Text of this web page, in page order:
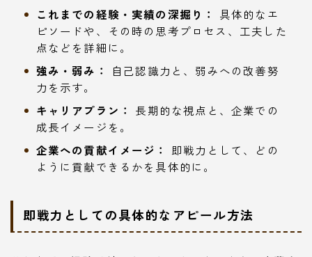
これまでの経験・実績の深掘り：
具体的なエ
ピソードや、その時の思考プロセス、工夫した
点などを詳細に。
強み・弱み：
自己認識力と、弱みへの改善努
力を示す。
キャリアプラン：
長期的な視点と、企業での
成長イメージを。
企業への貢献イメージ：
即戦力として、どの
ように貢献できるかを具体的に。
即戦力としての具体的なアピール方法